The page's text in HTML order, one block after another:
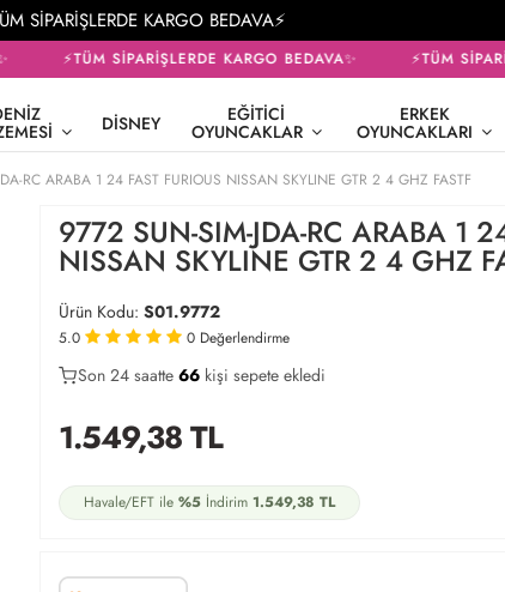
SİPARİŞLERDE KARGO BEDAVA⚡
⚡TÜM SİPARİŞLERDE KARGO BEDAVA✨ ⚡TÜM
DISNEY EĞITICI
OYUNCAKLAR
ERKEK
OYUNCAKLARI
RC ARABA 1 24 FAST FURIOUS NISSAN SKYLINE GTR 2 4 GHZ FASTF
9772 SUN-SIM-JDA-RC ARABA 1
NISSAN SKYLINE GTR 2 4 GHZ
Ürün Kodu: S01.9772
5.0 0 Değerlendirme
36
Son 24 saatte 68kişi sepete ekledi
25
1.549,38TL
Havale/EFT ile %5İndirim 1.549,38 TL